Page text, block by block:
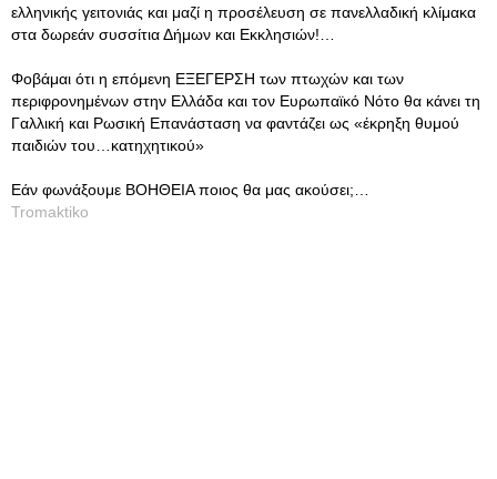
ελληνικής γειτονιάς και μαζί η προσέλευση σε πανελλαδική κλίμακα
στα δωρεάν συσσίτια Δήμων και Εκκλησιών!…
Φοβάμαι ότι η επόμενη ΕΞΕΓΕΡΣΗ των πτωχών και των
περιφρονημένων στην Ελλάδα και τον Ευρωπαϊκό Νότο θα κάνει τη
Γαλλική και Ρωσική Επανάσταση να φαντάζει ως «έκρηξη θυμού
παιδιών του…κατηχητικού»
Εάν φωνάξουμε ΒΟΗΘΕΙΑ ποιος θα μας ακούσει;…
Tromaktiko